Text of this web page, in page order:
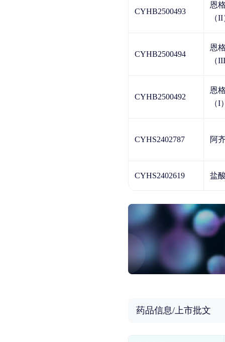
CYHB2500493
恩
（
CYHB2500494
恩
（
CYHB2500492
恩
（I
CYHS2402787 阿
CYHS2402619 盐
药品信息/上市批文